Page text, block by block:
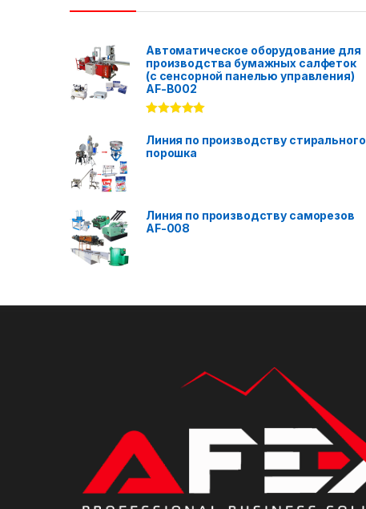
Автоматическое оборудование для
производства бумажных салфеток
(с сенсорной панелью управления)
AF-B002
out of 5
Линия по производству стирального
порошка
Линия по производству саморезов
AF-008